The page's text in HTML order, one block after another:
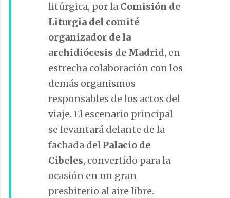
litúrgica, por la Comisión de
Liturgia del comité
organizador de la
archidiócesis de Madrid, en
estrecha colaboración con los
demás organismos
responsables de los actos del
viaje. El escenario principal
se levantará delante de la
fachada del Palacio de
Cibeles, convertido para la
ocasión en un gran
presbiterio al aire libre.